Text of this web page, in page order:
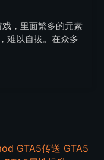
，里面繁多的元素
难以自拔。在众多
GTA5传送 GTA5